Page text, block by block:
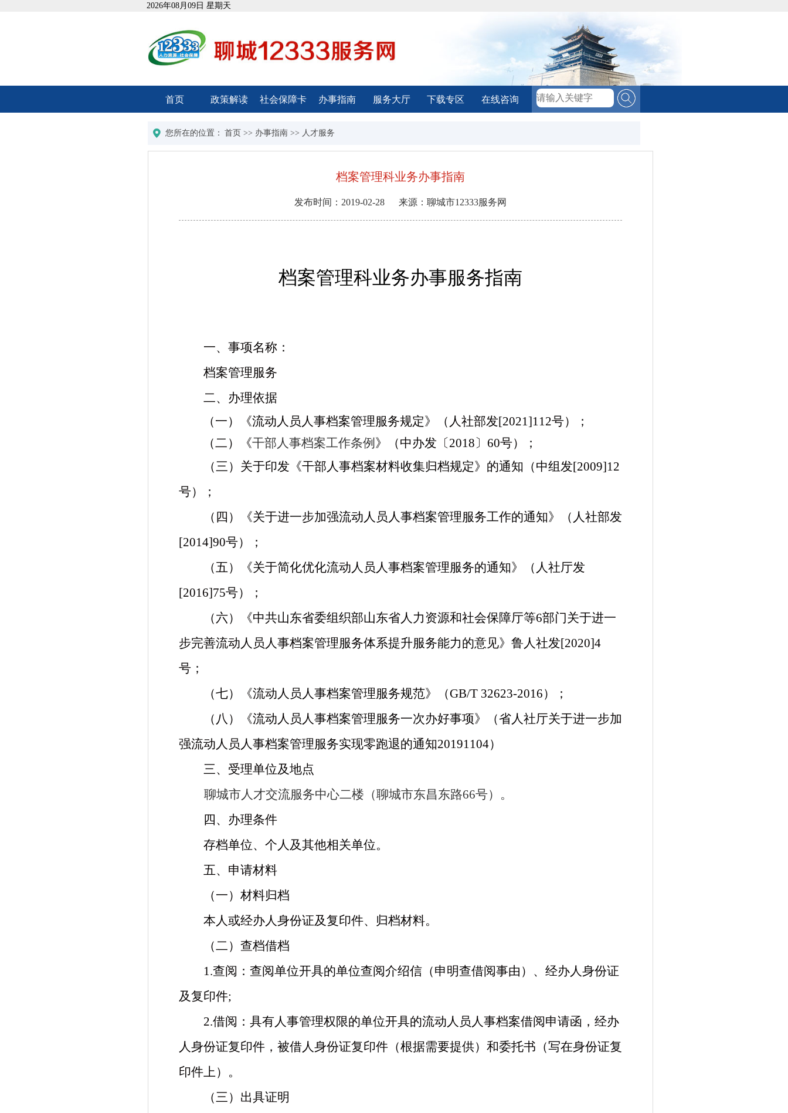
2026年08月09日 星期天
首页 政策解读 社会保障卡 办事指南 服务大厅 下载专区 在线咨询
您所在的位置： 首页 >> 办事指南 >> 人才服务
档案管理科业务办事指南
发布时间： 2019-02-28 来源： 聊城市12333服务网
档案管理科业务办事服务指南
一、事项名称：
档案管理服务
二、办理依据
（一）《流动人员人事档案管理服务规定》（人社部发[2021]112号）；
（二）《干部人事档案工作条例 》 （中办发〔2018〕60号）
；
（三）关于印发《干部人事档案材料收集归档规定》的通知（中组发[2009]12
号）
；
（四）《关于进一步加强流动人员人事档案管理服务工作的通知》（人社部发
[2014]90号）；
（五）
《关于简化优化流动人员人事档案管理服务的通知》（人社厅发
[2016]75号）；
（六）
《中共山东省委组织部山东省人力资源和社会保障厅等6部门关于进一
步完善流动人员人事档案管理服务体系提升服务能力的意见》鲁人社发[2020]4
号；
（七）《流动人员人事档案管理服务规范》（GB/T 32623-2016）；
（八）
《流动人员人事档案管理服务一次办好事项》（省人社厅关于进一步加
强流动人员人事档案管理服务实现零跑退的通知20191104）
三、受理单位及地点
聊城市人才交流服务中心二楼（聊城市东昌东路66号）。
四、办理条件
存档单位、个人及其他相关单位。
五、申请材料
（一）材料归档
本人或经办人身份证及复印件、归档材料。
（二）查档借档
1.查阅： 查阅单位开具的单位查阅介绍信（申明查借阅事由）、 经办人身份证
及复印件;
2.借阅： 具有人事管理权限的单位开具的流动人员人事档案借阅申请函， 经办
人身份证复印件， 被借人身份证复印件（根据需要提供）和委托书（写在身份证复
印件上）。
（三）出具证明